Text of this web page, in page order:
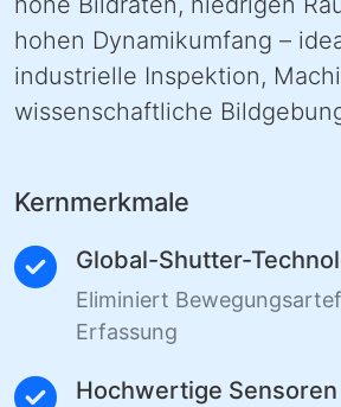
hohen Dynamikumfang –
industrielle Inspektion,
wissenschaftliche
Kernmerkmale
Global-Shutter-
Eliminiert
Erfassung
Hochwertige Sensoren